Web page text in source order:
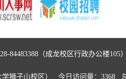
84483388（成龙校区行政办公楼105
狮子山校区） 今日访问量： 3368总